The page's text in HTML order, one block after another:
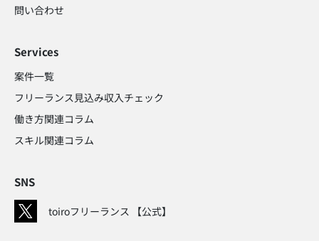
問い合わせ​
Services
案件一覧
フリーランス見込み収入チェック​
働き方関連コラム​
スキル関連コラム​
SNS
toiroフリーランス 【公式】